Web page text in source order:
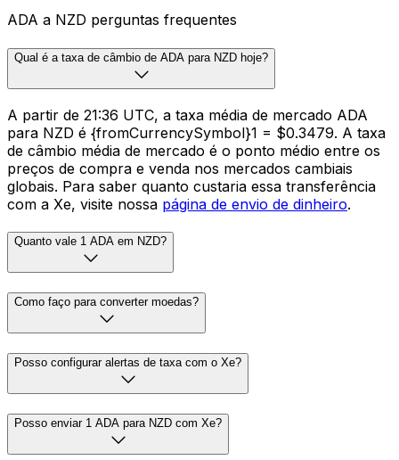
ADA a NZD perguntas frequentes
Qual é a taxa de câmbio de ADA para NZD hoje?
A partir de 21:36 UTC, a taxa média de mercado ADA
para NZD é {fromCurrencySymbol}1 = $0.3479. A taxa
de câmbio média de mercado é o ponto médio entre os
preços de compra e venda nos mercados cambiais
globais. Para saber quanto custaria essa transferência
com a Xe, visite nossa página de envio de dinheiro.
Quanto vale 1 ADA em NZD?
Como faço para converter moedas?
Posso configurar alertas de taxa com o Xe?
Posso enviar 1 ADA para NZD com Xe?